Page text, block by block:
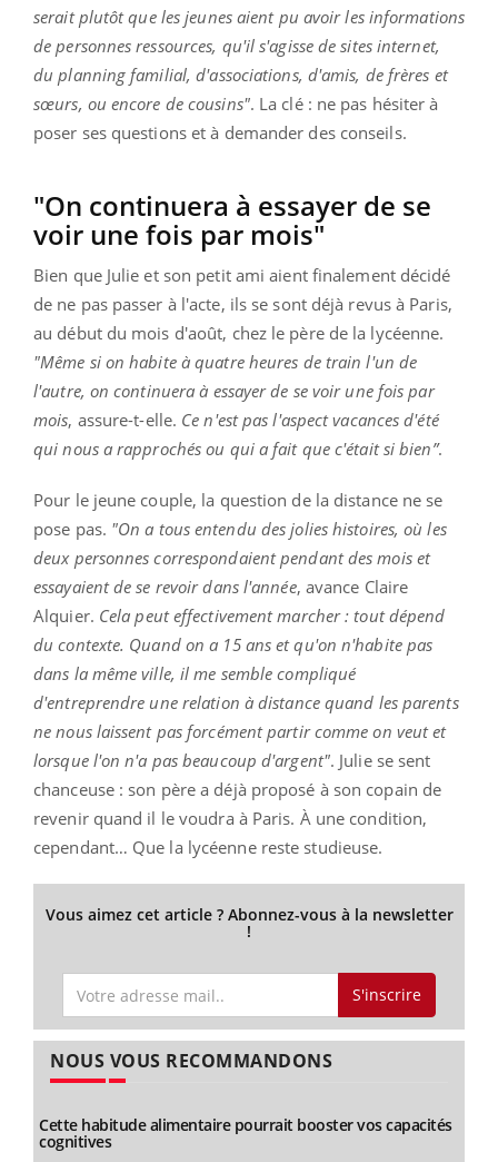
serait plutôt que les jeunes aient pu avoir les informations
de personnes ressources, qu'il s'agisse de sites internet,
du planning familial, d'associations, d'amis, de frères et
sœurs, ou encore de cousins". La clé : ne pas hésiter à
poser ses questions et à demander des conseils.
"On continuera à essayer de se
voir une fois par mois"
Bien que Julie et son petit ami aient finalement décidé
de ne pas passer à l'acte, ils se sont déjà revus à Paris,
au début du mois d'août, chez le père de la lycéenne.
"Même si on habite à quatre heures de train l'un de
l'autre, on continuera à essayer de se voir une fois par
mois, assure-t-elle. Ce n'est pas l'aspect vacances d'été
qui nous a rapprochés ou qui a fait que c'était si bien”.
Pour le jeune couple, la question de la distance ne se
pose pas. "On a tous entendu des jolies histoires, où les
deux personnes correspondaient pendant des mois et
essayaient de se revoir dans l'année, avance Claire
Alquier. Cela peut effectivement marcher : tout dépend
du contexte. Quand on a 15 ans et qu'on n'habite pas
dans la même ville, il me semble compliqué
d'entreprendre une relation à distance quand les parents
ne nous laissent pas forcément partir comme on veut et
lorsque l'on n'a pas beaucoup d'argent". Julie se sent
chanceuse : son père a déjà proposé à son copain de
revenir quand il le voudra à Paris. À une condition,
cependant… Que la lycéenne reste studieuse.
Vous aimez cet article ? Abonnez-vous à la newsletter
!
S'inscrire
NOUS VOUS RECOMMANDONS
Cette habitude alimentaire pourrait booster vos capacités
cognitives